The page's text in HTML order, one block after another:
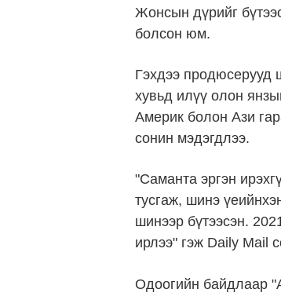
Жонсын дүрийг
болсон юм.
Гэхдээ продюсерууд
хувьд илүү олон
Америк болон Ази
сонин мэдэгдлээ.
"Саманта эргэн
тусгаж, шинэ
шинээр бүтээсэн.
ирлээ" гэж Daily Mail
Одоогийн байдлаар